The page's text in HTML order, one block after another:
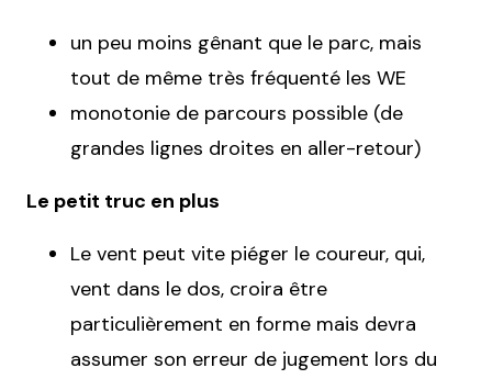
un peu moins gênant que le parc, mais
tout de même très fréquenté les WE
monotonie de parcours possible (de
grandes lignes droites en aller-retour)
Le petit truc en plus
Le vent peut vite piéger le coureur, qui,
vent dans le dos, croira être
particulièrement en forme mais devra
assumer son erreur de jugement lors du